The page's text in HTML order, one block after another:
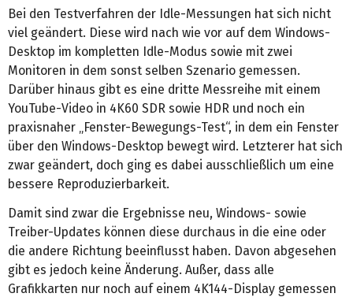
Bei den Testverfahren der Idle-Messungen hat sich nicht
viel geändert. Diese wird nach wie vor auf dem Windows-
Desktop im kompletten Idle-Modus sowie mit zwei
Monitoren in dem sonst selben Szenario gemessen.
Darüber hinaus gibt es eine dritte Messreihe mit einem
YouTube-Video in 4K60 SDR sowie HDR und noch ein
praxisnaher „Fenster-Bewegungs-Test“, in dem ein Fenster
über den Windows-Desktop bewegt wird. Letzterer hat sich
zwar geändert, doch ging es dabei ausschließlich um eine
bessere Reproduzierbarkeit.
Damit sind zwar die Ergebnisse neu, Windows- sowie
Treiber-Updates können diese durchaus in die eine oder
die andere Richtung beeinflusst haben. Davon abgesehen
gibt es jedoch keine Änderung. Außer, dass alle
Grafikkarten nur noch auf einem 4K144-Display gemessen